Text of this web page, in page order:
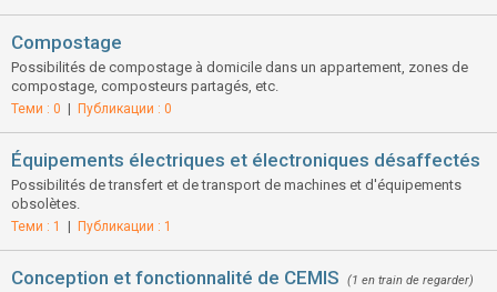
Compostage
Possibilités de compostage à domicile dans un appartement, zones de
compostage, composteurs partagés, etc.
Теми : 0 Публикации : 0
Équipements électriques et électroniques désaffectés
Possibilités de transfert et de transport de machines et d'équipements
obsolètes.
Теми : 1 Публикации : 1
Conception et fonctionnalité de CEMIS (1 en train de regarder)